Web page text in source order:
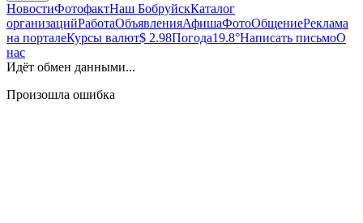
НовостиФотофактНаш БобруйскКаталог
организацийРаботаОбъявленияАфишаФотоОбщениеРеклама
на порталеКурсы валют$ 2.98Погода19.8°Написать письмоО
нас
Идёт обмен данными...
Произошла ошибка